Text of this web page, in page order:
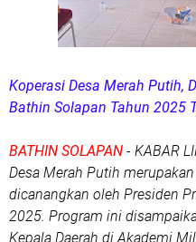
Koperasi Desa Merah Putih,
Bathin Solapan Tahun 2025
BATHIN SOLAPAN - KABAR
Desa Merah Putih
dicanangkan oleh Presiden
2025. Program ini
Kepala Daerah di Akademi